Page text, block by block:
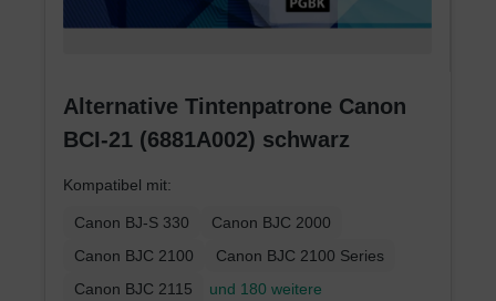
Alternative Tintenpatrone Canon
BCI-21 (6881A002) schwarz
Kompatibel mit:
Canon BJ-S 330
Canon BJC 2000
Canon BJC 2100
Canon BJC 2100 Series
Canon BJC 2115
und 180 weitere